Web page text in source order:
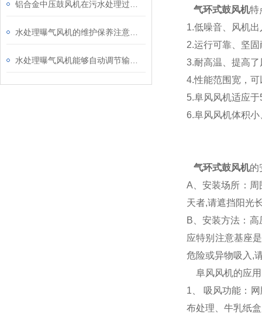
气环式鼓风机特
1.低噪音、风机
2.运行可靠、坚
3.耐高温、提高
4.性能范围宽，
5.阜风风机适应
6.阜风风机体积
气环式鼓风机的
A、安装场所：
天者,请遮挡阳光
B、安装方法：
应特别注意基座
危险或异物吸入,
阜风风机的应用
1、 吸风功能：
布处理、牛乳纸